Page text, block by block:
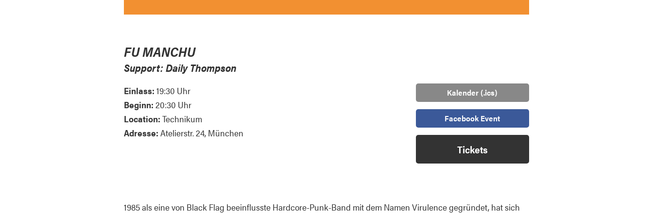
FU MANCHU
Support: Daily Thompson
Einlass: 19:30 Uhr
Beginn: 20:30 Uhr
Location: Technikum
Adresse: Atelierstr. 24, München
Kalender (.ics)
Facebook Event
Tickets
1985 als eine von Black Flag beeinflusste Hardcore-Punk-Band mit dem Namen Virulence gegründet, hat sich